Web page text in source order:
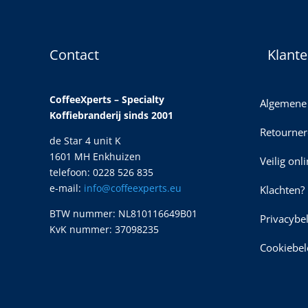
Contact
CoffeeXperts – Specialty
Koffiebranderij sinds 2001
de Star 4 unit K
1601 MH Enkhuizen
telefoon: 0228 526 835
e-mail: info@coffeexperts.eu
BTW nummer: NL810116649B01
KvK nummer: 37098235
Veilig
Klachten?